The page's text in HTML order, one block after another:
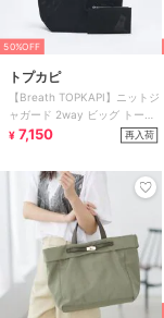
50%OFF
トプカピ
【Breath TOPKAPI】ニットジ
ャガード 2way ビッグ トート
バッグ ポーチ付き
¥ 7,150 再入荷